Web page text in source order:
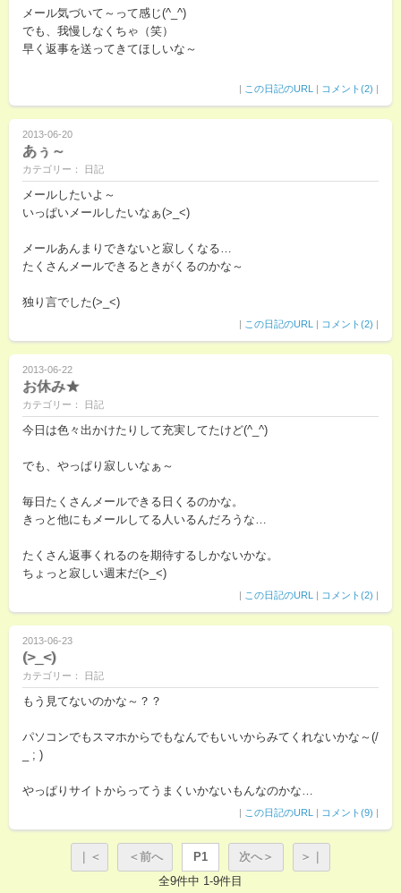
メール気づいて～って感じ(^_^)
でも、我慢しなくちゃ（笑）
早く返事を送ってきてほしいな～
| この日記のURL | コメント(2) |
2013-06-20
あぅ～
カテゴリー： 日記
メールしたいよ～
いっぱいメールしたいなぁ(>_<)
メールあんまりできないと寂しくなる…
たくさんメールできるときがくるのかな～
独り言でした(>_<)
| この日記のURL | コメント(2) |
2013-06-22
お休み★
カテゴリー： 日記
今日は色々出かけたりして充実してたけど(^_^)
でも、やっぱり寂しいなぁ～
毎日たくさんメールできる日くるのかな。
きっと他にもメールしてる人いるんだろうな…
たくさん返事くれるのを期待するしかないかな。
ちょっと寂しい週末だ(>_<)
| この日記のURL | コメント(2) |
2013-06-23
(>_<)
カテゴリー： 日記
もう見てないのかな～？？
パソコンでもスマホからでもなんでもいいからみてくれないかな～(/
_ ; )
やっぱりサイトからってうまくいかないもんなのかな…
| この日記のURL | コメント(9) |
｜＜ ＜前へ P1 次へ＞
＞｜
全9件中 1-9件目